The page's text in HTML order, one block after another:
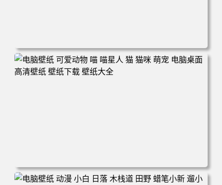
电脑壁纸 动漫 冬季 公交车 朱迪狐尼克 4K 电脑壁纸 3840x2
160 电脑桌面 高清壁纸 壁纸下载 壁纸大全
电脑壁纸 可爱动物 喵 喵星人 猫 猫咪 萌宠 电脑桌面 高清壁